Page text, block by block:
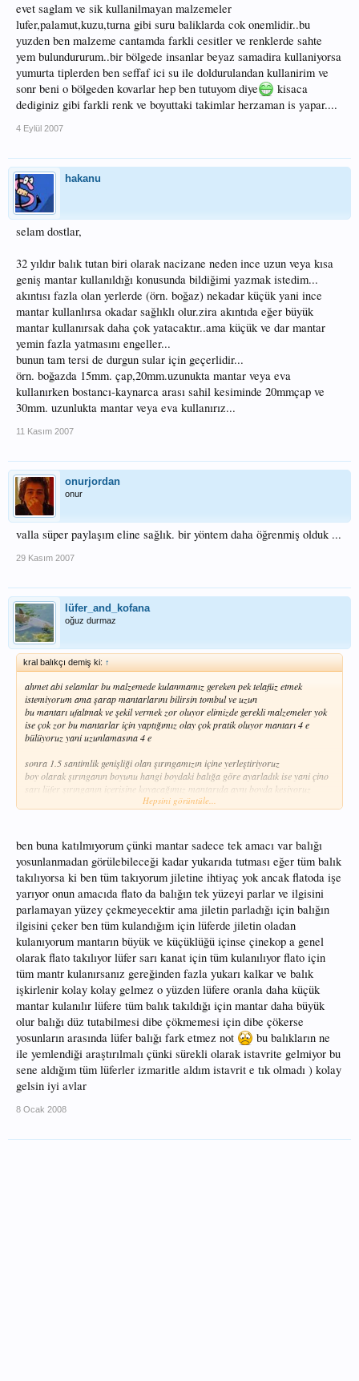
evet saglam ve sik kullanilmayan malzemeler
lufer,palamut,kuzu,turna gibi suru baliklarda cok onemlidir..bu
yuzden ben malzeme cantamda farkli cesitler ve renklerde sahte
yem bulundururum..bir bölgede insanlar beyaz samadira kullaniyorsa
yumurta tiplerden ben seffaf ici su ile doldurulandan kullanirim ve
sonr beni o bölgeden kovarlar hep ben tutuyom diye
kisaca
dediginiz gibi farkli renk ve boyuttaki takimlar herzaman is yapar....
4 Eylül 2007
hakanu
selam dostlar,
32 yıldır balık tutan biri olarak nacizane neden ince uzun veya kısa
geniş mantar kullanıldığı konusunda bildiğimi yazmak istedim...
akıntısı fazla olan yerlerde (örn. boğaz) nekadar küçük yani ince
mantar kullanlırsa okadar sağlıklı olur.zira akıntıda eğer büyük
mantar kullanırsak daha çok yatacaktır..ama küçük ve dar mantar
yemin fazla yatmasını engeller...
bunun tam tersi de durgun sular için geçerlidir...
örn. boğazda 15mm. çap,20mm.uzunukta mantar veya eva
kullanırken bostancı-kaynarca arası sahil kesiminde 20mmçap ve
30mm. uzunlukta mantar veya eva kullanırız...
11 Kasım 2007
onurjordan
onur
valla süper paylaşım eline sağlık. bir yöntem daha öğrenmiş olduk ...
29 Kasım 2007
lüfer_and_kofana
oğuz durmaz
kral balıkçı demiş ki: ↑
ahmet abi selamlar bu malzemede kulanmamız gereken pek telafüz etmek
istemiyorum ama şarap mantarlarını bilirsin tombul ve uzun
bu mantarı ufaltmak ve şekil vermek zor oluyor elimizde gerekli malzemeler yok
ise çok zor bu mantarlar için yaptığımız olay çok pratik oluyor mantarı 4 e
bülüyoruz yani uzunlamasına 4 e
sonra 1.5 santimlik genişliği olan şırıngamızın içine yerleştiriyoruz
boy olarak şırınganın boyunu hangi boydaki balığa göre ayarladık ise yani çino
sarı lüfer şırınganın içerisine koyacağımız mantarıda aynı boyda kesiyoruz
iş ile uğraşamam diyenler için
malzemeciden hazır mantarlardan alıp etrafına bahsettiğim şakil jelatini sarıp
çakmak yardımı ile yapıştırdıktan sonra mantarımız kullanıma hazır oluyor
zaten bunun böyle yapılması ile de bi mesaj yazılmıştı
ama benim tercihim anlattığım şırınga olayı gerçekten süper herkese tavsiye
ederim benim aldığım şırınga fiyatları 20 kuruş
bu şırıngadan 2 adet çino veya sarı için mantar çıkıyor
yada 1 adet lüfer mantarı çıkartabiliyoruz kolay gelsin
Hepsini görüntüle...
ben buna katılmıyorum çünki mantar sadece tek amacı var balığı
yosunlanmadan görülebileceği kadar yukarıda tutması eğer tüm balık
takılıyorsa ki ben tüm takıyorum jiletine ihtiyaç yok ancak flatoda işe
yarıyor onun amacıda flato da balığın tek yüzeyi parlar ve ilgisini
parlamayan yüzey çekmeyecektir ama jiletin parladığı için balığın
ilgisini çeker ben tüm kulandığım için lüferde jiletin oladan
kulanıyorum mantarın büyük ve küçüklüğü içinse çinekop a genel
olarak flato takılıyor lüfer sarı kanat için tüm kulanılıyor flato için
tüm mantr kulanırsanız gereğinden fazla yukarı kalkar ve balık
işkirlenir kolay kolay gelmez o yüzden lüfere oranla daha küçük
mantar kulanılır lüfere tüm balık takıldığı için mantar daha büyük
olur balığı düz tutabilmesi dibe çökmemesi için dibe çökerse
yosunların arasında lüfer balığı fark etmez not
bu balıkların ne
ile yemlendiği araştırılmalı çünki sürekli olarak istavrite gelmiyor bu
sene aldığım tüm lüferler izmaritle aldım istavrit e tık olmadı ) kolay
gelsin iyi avlar
8 Ocak 2008